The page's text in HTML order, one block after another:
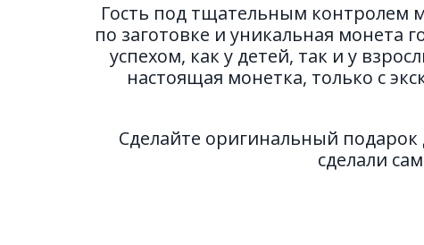
Гость под тщательным контролем
по заготовке и уникальная монета
успехом, как у детей, так и у
настоящая монетка, только с
Сделайте оригинальный
сделали